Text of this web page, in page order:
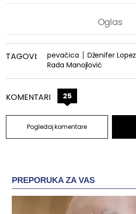
TAGOVI: pevačica Dženifer Lopez
Rada Manojlović
KOMENTARI 25
Pogledaj komentare
PREPORUKA ZA VAS